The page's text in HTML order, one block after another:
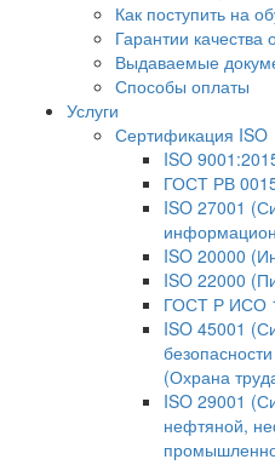
Как поступить на
Гарантии качества
Выдаваемые
Способы оплаты
Услуги
Сертификация ISO
ISO
ГОСТ РВ
ISO 27001
ISO 20000
ISO 22000
ГОСТ Р ИСО
ISO 45001
(Охрана
ISO 29001
нефтяной,